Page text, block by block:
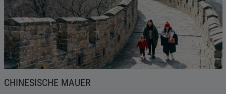
CHINESISCHE MAUER